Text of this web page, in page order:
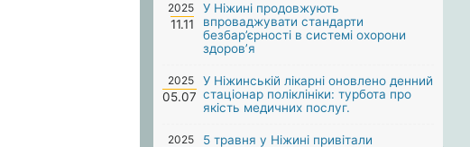
2025
11.11
У Ніжині продовжують
впроваджувати стандарти
безбар’єрності в системі охорони
здоров’я
2025
05.07
У Ніжинській лікарні оновлено денний
стаціонар поліклініки: турбота про
якість медичних послуг.
2025
5 травня у Ніжині привітали